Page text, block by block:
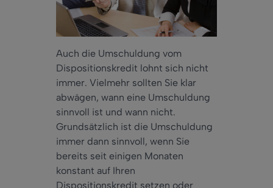
Auch die Umschuldung vom
Dispositionskredit lohnt sich nicht
immer. Vielmehr sollten Sie klar
abwägen, wann eine Umschuldung
sinnvoll ist und wann nicht.
Grundsätzlich ist die Umschuldung
immer dann sinnvoll, wenn Sie
bereits seit einigen Monaten
konstant auf Ihren
Dispositionskredit setzen oder